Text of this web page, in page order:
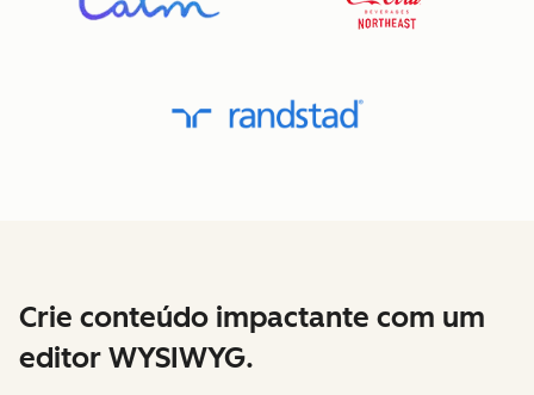
Crie conteúdo impactante com um
editor WYSIWYG.